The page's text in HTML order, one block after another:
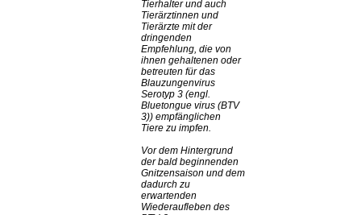
Tierhalter und auch
Tierärztinnen und
Tierärzte mit der
dringenden
Empfehlung, die von
ihnen gehaltenen oder
betreuten für das
Blauzungenvirus
Serotyp 3 (engl.
Bluetongue virus (BTV
3)) empfänglichen
Tiere zu impfen.
Vor dem Hintergrund
der bald beginnenden
Gnitzensaison und dem
dadurch zu
erwartenden
Wiederaufleben des